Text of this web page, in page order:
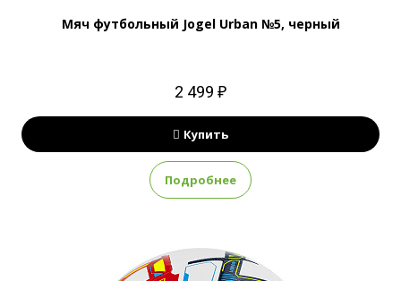
Мяч футбольный Jogel Urban №5, черный
2 499 ₽
Купить
Подробнее